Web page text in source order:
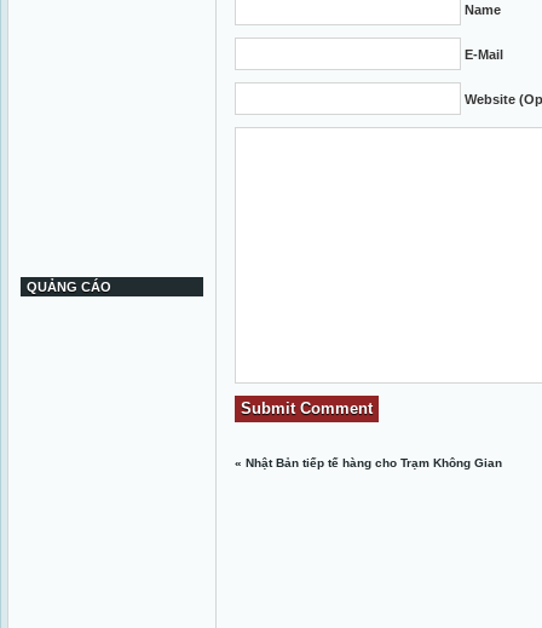
QUẢNG CÁO
Name
E-Mail
Website
«Nhật Bản tiếp tế hàng cho Trạm Không Gian